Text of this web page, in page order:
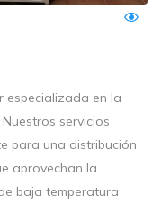
especializada en la
servicios
para una distribución
aprovechan la
baja temperatura